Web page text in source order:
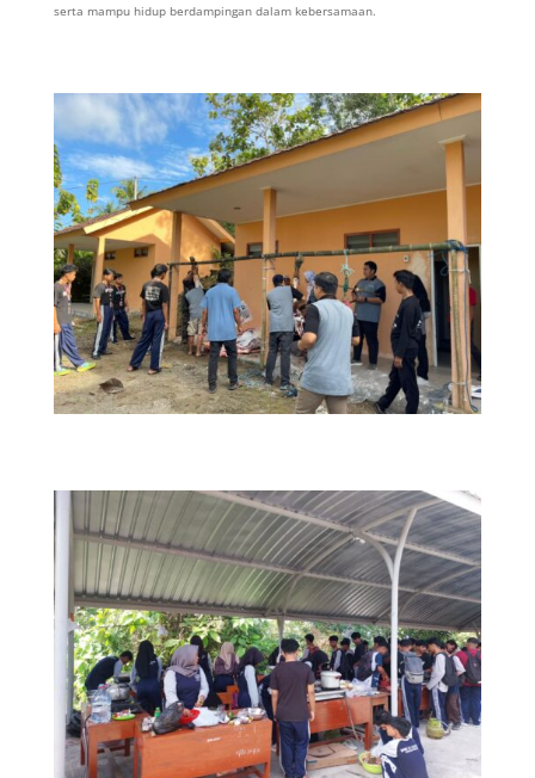
serta mampu hidup berdampingan dalam kebersamaan.